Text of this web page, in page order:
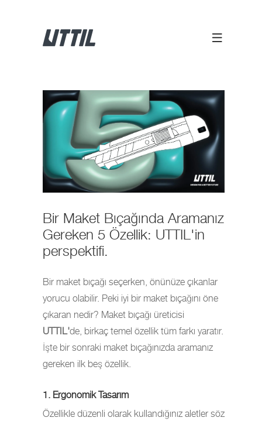
Bir Maket Bıçağında Aramanız
Gereken 5 Özellik: UTTIL'in
perspektifi.
Bir maket bıçağı seçerken, önünüze çıkanlar
yorucu olabilir. Peki iyi bir maket bıçağını öne
çıkaran nedir? Maket bıçağı üreticisi
UTTIL'de, birkaç temel özellik tüm farkı yaratır.
İşte bir sonraki maket bıçağınızda aramanız
gereken ilk beş özellik.
1. Ergonomik Tasarım
Özellikle düzenli olarak kullandığınız aletler söz